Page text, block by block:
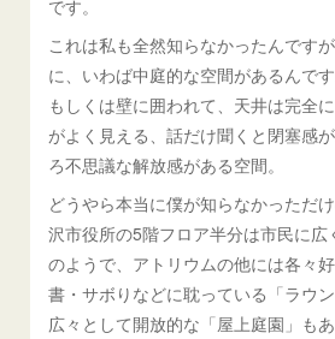
です。
これは私も全然知らなかったんです
に、いわば中庭的な空間があるんで
もしくは壁に囲われて、天井は完全
がよく見える、話だけ聞くと閉塞感
ろ不思議な解放感がある空間。
どうやら本当に僕が知らなかっただ
沢市役所の5階フロア半分は市民に
のようで、アトリウムの他には各々
書・サボりなどに耽っている「ラウ
広々として開放的な「屋上庭園」も